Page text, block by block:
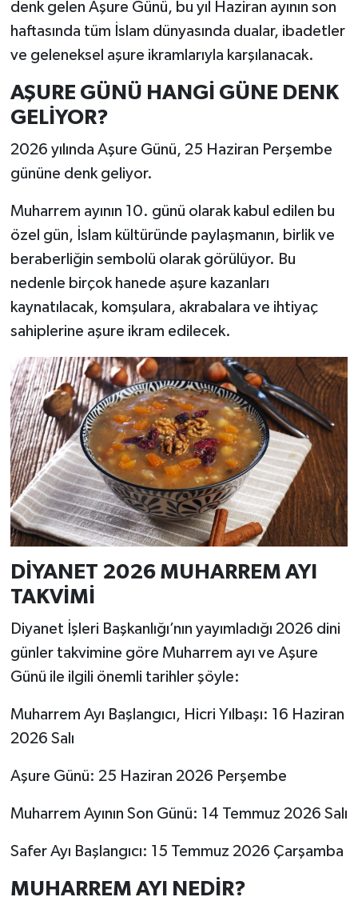
denk gelen Aşure Günü, bu yıl Haziran ayının son
haftasında tüm İslam dünyasında dualar, ibadetler
ve geleneksel aşure ikramlarıyla karşılanacak.
AŞURE GÜNÜ HANGİ GÜNE DENK
GELİYOR?
2026 yılında Aşure Günü, 25 Haziran Perşembe
gününe denk geliyor.
Muharrem ayının 10. günü olarak kabul edilen bu
özel gün, İslam kültüründe paylaşmanın, birlik ve
beraberliğin sembolü olarak görülüyor. Bu
nedenle birçok hanede aşure kazanları
kaynatılacak, komşulara, akrabalara ve ihtiyaç
sahiplerine aşure ikram edilecek.
DİYANET 2026 MUHARREM AYI
TAKVİMİ
Diyanet İşleri Başkanlığı’nın yayımladığı 2026 dini
günler takvimine göre Muharrem ayı ve Aşure
Günü ile ilgili önemli tarihler şöyle:
Muharrem Ayı Başlangıcı, Hicri Yılbaşı: 16 Haziran
2026 Salı
Aşure Günü: 25 Haziran 2026 Perşembe
Muharrem Ayının Son Günü: 14 Temmuz 2026 Salı
Safer Ayı Başlangıcı: 15 Temmuz 2026 Çarşamba
MUHARREM AYI NEDİR?